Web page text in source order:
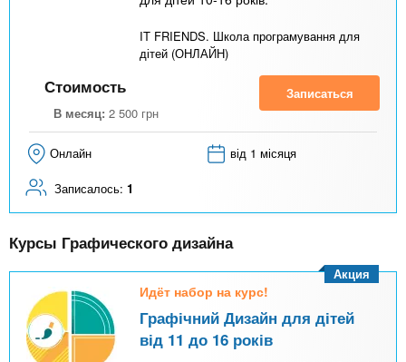
IT FRIENDS. Школа програмування для
дітей (ОНЛАЙН)
Стоимость
В месяц: 2 500 грн
Записаться
Онлайн від 1 місяця
Записалось: 1
Курсы Графического дизайна
Идёт набор на курс!
Графічний Дизайн для дітей
від 11 до 16 років
Акция